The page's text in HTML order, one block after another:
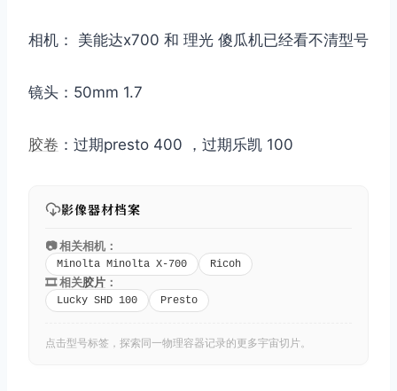
相机： 美能达x700 和 理光 傻瓜机已经看不清型号
镜头：50mm 1.7
胶卷 ：过期presto 400 ，过期乐凯 100
影像器材档案
📷 相关相机：
Minolta Minolta X-700 Ricoh
🎞️ 相关胶片 ：
Lucky SHD 100 Presto
点击型号标签，探索同一物理容器记录的更多宇宙切片。